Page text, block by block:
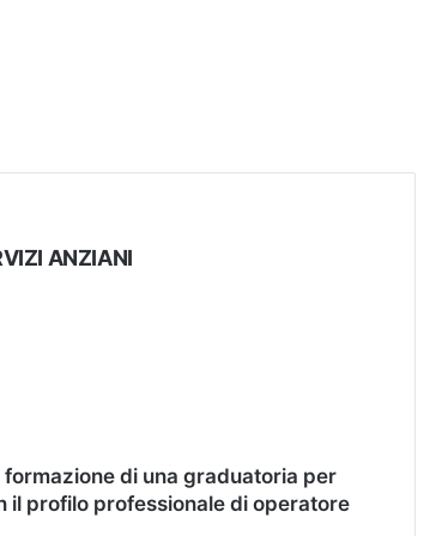
ANZIANI
formazione di una graduatoria per
il profilo professionale di operatore